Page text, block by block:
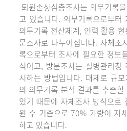
퇴원손상심층조사는 의무기록
고 있습니다. 의무기록으로부
의무기록 전산체계, 인력 활용
문조사로 나누어집니다. 자체
록으로부터 조사에 필요한 정보
식이고, 방문조사는 질병관리
시하는 방법입니다. 대체로 규
의 의무기록 분석 결과를 추출
있기 때문에 자체조사 방식으로
원 수 기준으로 70% 가량이 자
하고 있습니다.